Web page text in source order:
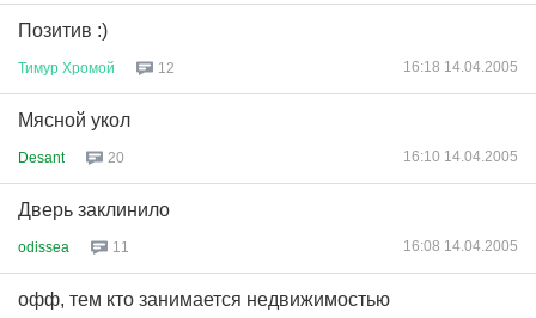
Позитив :)
Тимур Хромой 12 16:18 14.04.2005
Мясной укол
Desant 20 16:10 14.04.2005
Дверь заклинило
odissea 11 16:08 14.04.2005
офф, тем кто занимается недвижимостью